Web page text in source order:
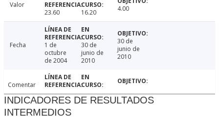
Valor
23.60
16.20 4.00
Fecha
1 de
octubre
de 2004
30 de
junio de
2010
30 de
junio de
2010
Comentar
INDICADORES DE RESULTADOS
INTERMEDIOS